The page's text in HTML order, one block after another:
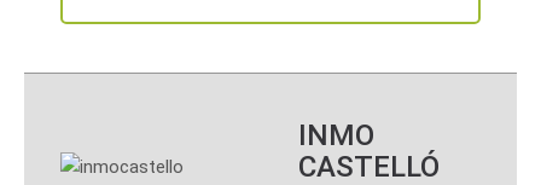
INMO
CASTELLÓ